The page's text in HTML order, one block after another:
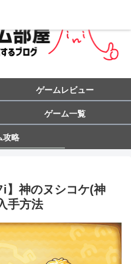
ゲームレビュー
ゲーム一覧
攻略
i】神のヌシコケ(神
手方法